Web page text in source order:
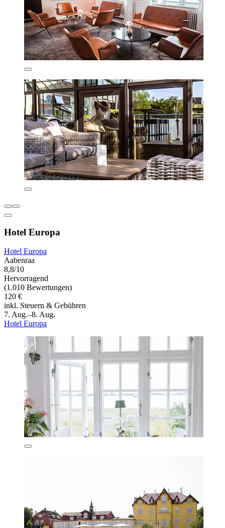
Hotel Europa
Hotel Europa
Aabenraa
8,8/10
Hervorragend
(1.010 Bewertungen)
120 €
inkl. Steuern & Gebühren
7. Aug.–8. Aug.
Hotel Europa